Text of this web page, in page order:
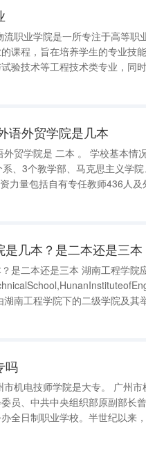
职业学院是一所专注于高等职
课程，旨在培养学生的专业技
验技术等工程技术类专业，同
设置了物流工程技术、现代物
语外贸学院是几本
、3个教学部、马克思主义学
力量包括自有专任教师436人
应用技术学院 是三本。 湖南工
湖南工程学院下的二级学院及其
区，校园绿树成荫、典雅
吗
员、中共中央组织部原副部长
全日制职业学校。半世纪以来
亩，教职工584人，33个专业